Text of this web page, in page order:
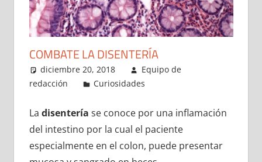
COMBATE LA DISENTERÍA
diciembre 20, 2018
Equipo de
redacción
Curiosidades
La disentería se conoce por una inflamación
del intestino por la cual el paciente
especialmente en el colon, puede presentar